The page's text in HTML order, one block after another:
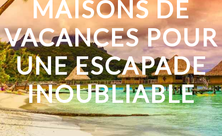
MAISONS DE
VACANCES POUR
UNE ESCAPADE
INOUBLIABLE